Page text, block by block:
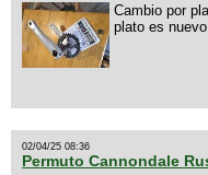
Cambio por
plato es
02/04/25 08:36
Permuto Cannondale